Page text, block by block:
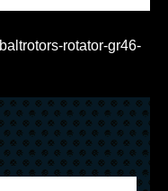
baltrotors-rotator-gr46-